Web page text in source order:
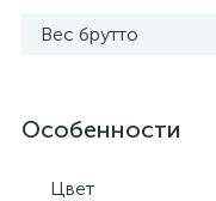
Вес брутто
Особенности
Цвет